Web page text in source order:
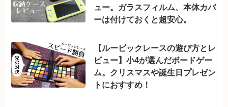
ュー。ガラスフィルム、本体カバ
ーは付けておくと超安心。
【ルービックレースの遊び方とレ
ビュー】小4が選んだボードゲー
ム。クリスマスや誕生日プレゼン
トにおすすめ！